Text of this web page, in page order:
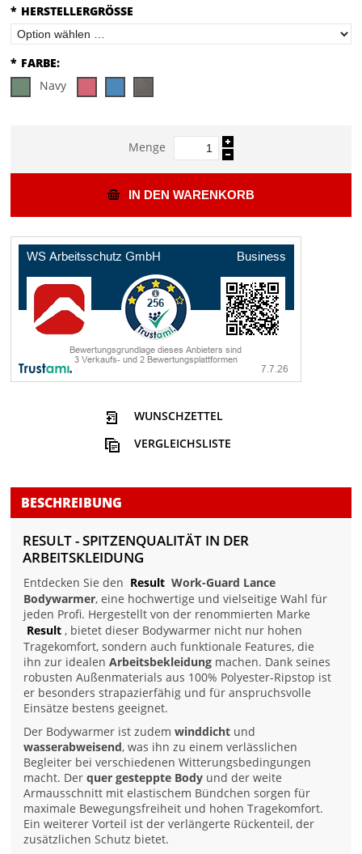
* HERSTELLERGRÖSSE
* FARBE:
Navy
Menge
IN DEN WARENKORB
WUNSCHZETTEL
VERGLEICHSLISTE
BESCHREIBUNG
RESULT - SPITZENQUALITÄT IN DER
ARBEITSKLEIDUNG
Entdecken Sie den Result Work-Guard Lance
Bodywarmer, eine hochwertige und vielseitige Wahl für
jeden Profi. Hergestellt von der renommierten Marke
Result , bietet dieser Bodywarmer nicht nur hohen
Tragekomfort, sondern auch funktionale Features, die
ihn zur idealenArbeitsbekleidung machen. Dank seines
robusten Außenmaterials aus 100% Polyester-Ripstop ist
er besonders strapazierfähig und für anspruchsvolle
Einsätze bestens geeignet.
Der Bodywarmer ist zudemwinddicht und
wasserabweisend, was ihn zu einem verlässlichen
Begleiter bei verschiedenen Witterungsbedingungen
macht. Derquer gesteppte Body und der weite
Armausschnitt mit elastischem Bündchen sorgen für
maximale Bewegungsfreiheit und hohen Tragekomfort.
Ein weiterer Vorteil ist der verlängerte Rückenteil, der
zusätzlichen Schutz bietet.